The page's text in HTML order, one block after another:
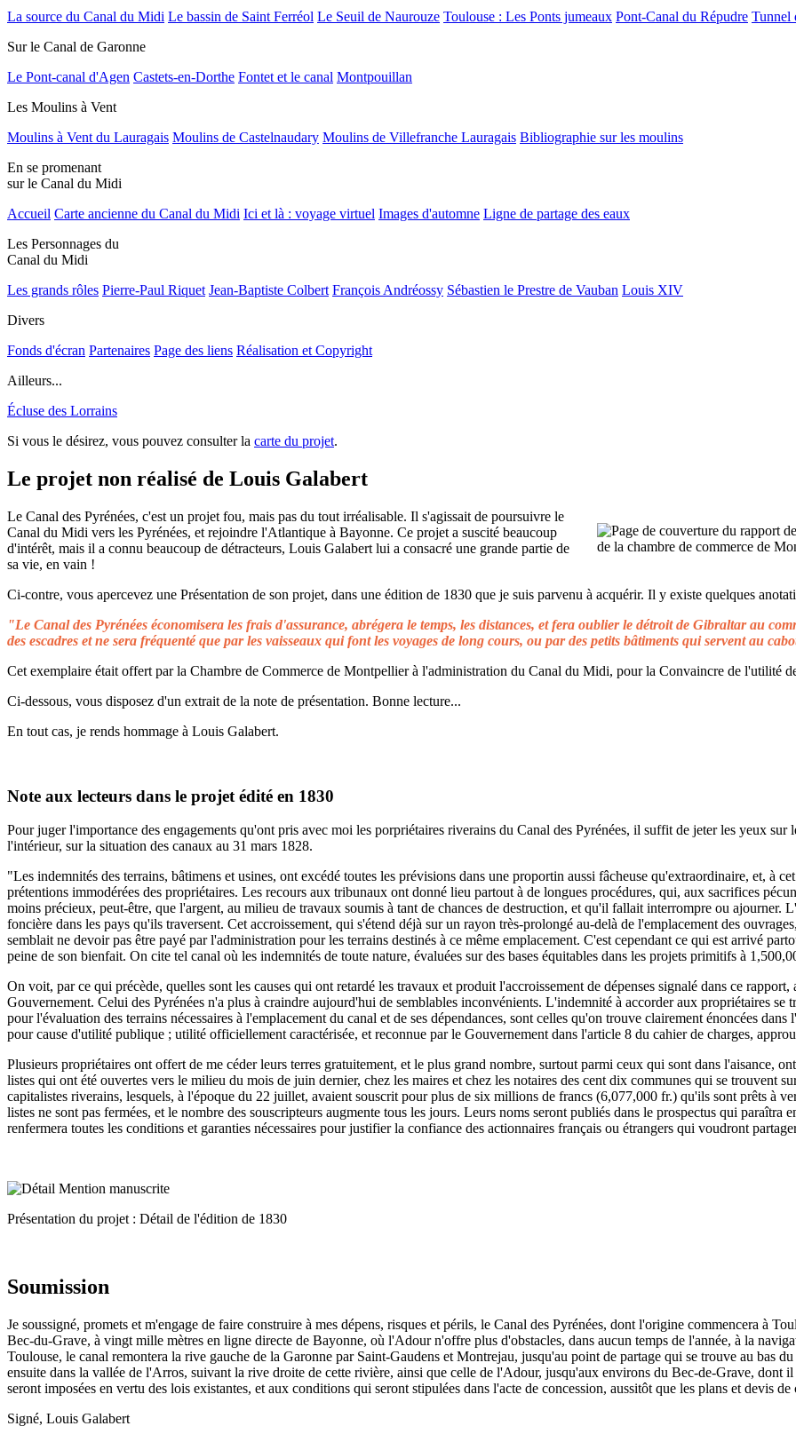
La source du Canal du Midi Le bassin de Saint Ferréol Le Seuil de Naurouze Toulouse : Les Ponts jumeaux Pont-Canal du Répudre Tunnel
Sur le Canal de Garonne
Le Pont-canal d'Agen Castets-en-Dorthe Fontet et le canal Montpouillan
Les Moulins à Vent
Moulins à Vent du Lauragais Moulins de Castelnaudary Moulins de Villefranche Lauragais Bibliographie sur les moulins
En se promenant
sur le Canal du Midi
Accueil Carte ancienne du Canal du Midi Ici et là : voyage virtuel Images d'automne Ligne de partage des eaux
Les Personnages du
Canal du Midi
Les grands rôles Pierre-Paul Riquet Jean-Baptiste Colbert François Andréossy Sébastien le Prestre de Vauban Louis XIV
Divers
Fonds d'écran Partenaires Page des liens Réalisation et Copyright
Ailleurs...
Écluse des Lorrains
Si vous le désirez, vous pouvez consulter la carte du projet.
Le projet non réalisé de Louis Galabert
Le Canal des Pyrénées, c'est un projet fou, mais pas du tout irréalisable. Il s'agissait de poursuivre le
Canal du Midi vers les Pyrénées, et rejoindre l'Atlantique à Bayonne. Ce projet a suscité beaucoup
d'intérêt, mais il a connu beaucoup de détracteurs, Louis Galabert lui a consacré une grande partie de
sa vie, en vain !
Ci-contre, vous apercevez une Présentation de son projet, dans une édition de 1830 que je suis parvenu à acquérir. Il y existe quelques
"Le Canal des Pyrénées économisera les frais d'assurance, abrégera le temps, les distances, et fera oublier le détroit de Gibraltar au
des escadres et ne sera fréquenté que par les vaisseaux qui font les voyages de long cours, ou par des petits bâtiments qui servent au
Cet exemplaire était offert par la Chambre de Commerce de Montpellier à l'administration du Canal du Midi, pour la Convaincre de l'utilité
Ci-dessous, vous disposez d'un extrait de la note de présentation. Bonne lecture...
En tout cas, je rends hommage à Louis Galabert.
Note aux lecteurs dans le projet édité en 1830
Pour juger l'importance des engagements qu'ont pris avec moi les porpriétaires riverains du Canal des Pyrénées, il suffit de jeter les yeux
l'intérieur, sur la situation des canaux au 31 mars 1828.
"Les indemnités des terrains, bâtimens et usines, ont excédé toutes les prévisions dans une proportin aussi fâcheuse qu'extraordinaire, et, à
prétentions immodérées des propriétaires. Les recours aux tribunaux ont donné lieu partout à de longues procédures, qui, aux sacrifices
moins précieux, peut-être, que l'argent, au milieu de travaux soumis à tant de chances de destruction, et qu'il fallait interrompre ou ajourner.
foncière dans les pays qu'ils traversent. Cet accroissement, qui s'étend déjà sur un rayon très-prolongé au-delà de l'emplacement des
semblait ne devoir pas être payé par l'administration pour les terrains destinés à ce même emplacement. C'est cependant ce qui est arrivé
peine de son bienfait. On cite tel canal où les indemnités de toute nature, évaluées sur des bases équitables dans les projets primitifs à
On voit, par ce qui précède, quelles sont les causes qui ont retardé les travaux et produit l'accroissement de dépenses signalé dans ce
Gouvernement. Celui des Pyrénées n'a plus à craindre aujourd'hui de semblables inconvénients. L'indemnité à accorder aux propriétaires se
pour l'évaluation des terrains nécessaires à l'emplacement du canal et de ses dépendances, sont celles qu'on trouve clairement énoncées
pour cause d'utilité publique ; utilité officiellement caractérisée, et reconnue par le Gouvernement dans l'article 8 du cahier de charges,
Plusieurs propriétaires ont offert de me céder leurs terres gratuitement, et le plus grand nombre, surtout parmi ceux qui sont dans l'aisance,
listes qui ont été ouvertes vers le milieu du mois de juin dernier, chez les maires et chez les notaires des cent dix communes qui se trouvent
capitalistes riverains, lesquels, à l'époque du 22 juillet, avaient souscrit pour plus de six millions de francs (6,077,000 fr.) qu'ils sont prêts à
listes ne sont pas fermées, et le nombre des souscripteurs augmente tous les jours. Leurs noms seront publiés dans le prospectus qui
renfermera toutes les conditions et garanties nécessaires pour justifier la confiance des actionnaires français ou étrangers qui voudront
Présentation du projet : Détail de l'édition de 1830
Soumission
Je soussigné, promets et m'engage de faire construire à mes dépens, risques et périls, le Canal des Pyrénées, dont l'origine commencera à
Bec-du-Grave, à vingt mille mètres en ligne directe de Bayonne, où l'Adour n'offre plus d'obstacles, dans aucun temps de l'année, à la
Toulouse, le canal remontera la rive gauche de la Garonne par Saint-Gaudens et Montrejau, jusqu'au point de partage qui se trouve au bas
ensuite dans la vallée de l'Arros, suivant la rive droite de cette rivière, ainsi que celle de l'Adour, jusqu'aux environs du Bec-de-Grave, dont
seront imposées en vertu des lois existantes, et aux conditions qui seront stipulées dans l'acte de concession, aussitôt que les plans et devis
Signé, Louis Galabert